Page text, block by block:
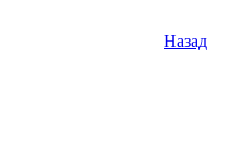
Назад